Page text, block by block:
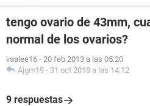
tengo ovario de 43mm,
normal de los ovarios?
vaalee16 - 20 feb 2013 a las 05:20
Ajgm19 - 31 oct 2018 a las 14:12
9 respuestas